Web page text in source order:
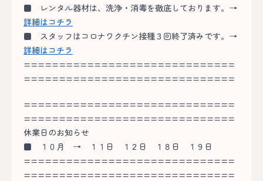
■ レンタル器材は、洗浄・消毒を徹底しております。→
詳細はコチラ
■ スタッフはコロナワクチン接種３回終了済みです。→
詳細はコチラ
==============================
==============================
==============================
==============================
休業日のお知らせ
■ １０月 → １１日 １２日 １８日 １９日
==============================
==============================